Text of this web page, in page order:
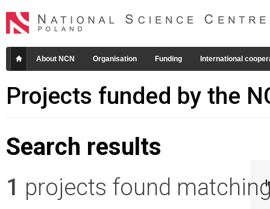
About NCN Organisation Funding International
Projects funded by the
Search results
1 projects found